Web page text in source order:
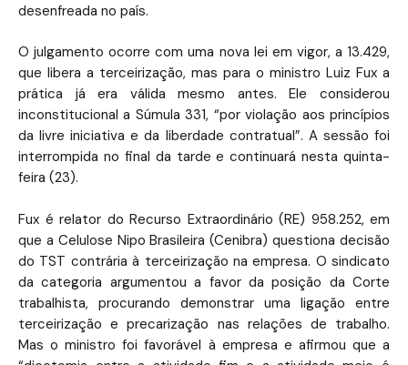
desenfreada no país.
O julgamento ocorre com uma nova lei em vigor, a 13.429,
que libera a terceirização, mas para o ministro Luiz Fux a
prática já era válida mesmo antes. Ele considerou
inconstitucional a Súmula 331, “por violação aos princípios
da livre iniciativa e da liberdade contratual”. A sessão foi
interrompida no final da tarde e continuará nesta quinta-
feira (23).
Fux é relator do Recurso Extraordinário (RE) 958.252, em
que a Celulose Nipo Brasileira (Cenibra) questiona decisão
do TST contrária à terceirização na empresa. O sindicato
da categoria argumentou a favor da posição da Corte
trabalhista, procurando demonstrar uma ligação entre
terceirização e precarização nas relações de trabalho.
Mas o ministro foi favorável à empresa e afirmou que a